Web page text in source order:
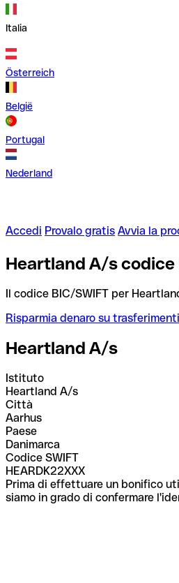
Italia
Österreich
België
Portugal
Nederland
Accedi Provalo gratis Avvia la
Heartland A/s codice
Il codice BIC/SWIFT per
Risparmia denaro su
Heartland A/s
Istituto
Heartland A/s
Città
Aarhus
Paese
Danimarca
Codice SWIFT
HEARDK22XXX
Prima di effettuare un bonifico
siamo in grado di confermare